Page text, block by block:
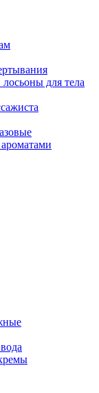
для тела